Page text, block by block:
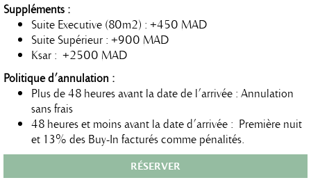
Suppléments :
Suite Executive (80m2) : +450 MAD
Suite Supérieur : +900 MAD
Ksar : +2500 MAD
Politique d’annulation :
Plus de 48 heures avant la date de l’arrivée : Annulation
sans frais
48 heures et moins avant la date d’arrivée : Première nuit
et 13% des Buy-In facturés comme pénalités.
RÉSERVER